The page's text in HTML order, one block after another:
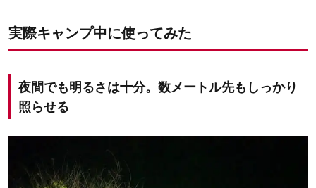
実際キャンプ中に使ってみた
夜間でも明るさは十分。数メートル先もしっかり
照らせる